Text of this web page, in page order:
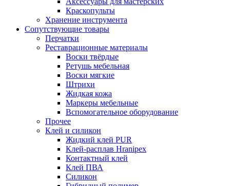
Краскопульты
Хранение инструмента
Сопутствующие товары
Перчатки
Реставрационные материалы
Воски твёрдые
Ретушь мебельная
Воски мягкие
Штрихи
Жидкая кожа
Маркеры мебельные
Вспомогательное оборудование
Прочее
Клей и силикон
Жидкий клей PUR
Клей-расплав Hranipex
Контактный клей
Клей ПВА
Силикон